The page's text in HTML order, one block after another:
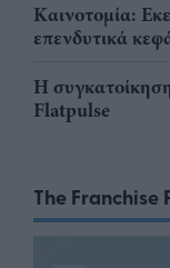
Καινοτομία:
επενδυτικά
Η
Flatpulse
The Franchise